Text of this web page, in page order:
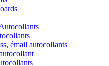
émail autocollants